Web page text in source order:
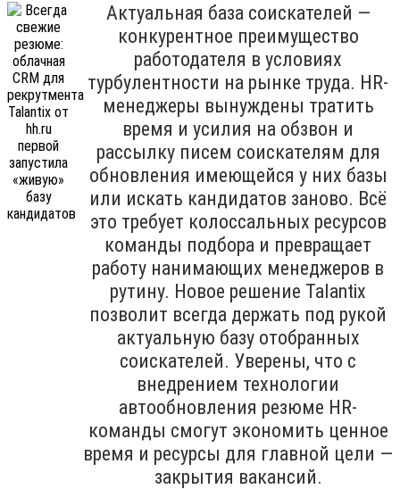
Актуальная база соискателей —
конкурентное преимущество
работодателя в условиях
турбулентности на рынке труда. HR-
менеджеры вынуждены тратить
время и усилия на обзвон и
рассылку писем соискателям для
обновления имеющейся у них базы
или искать кандидатов заново. Всё
это требует колоссальных ресурсов
команды подбора и превращает
работу нанимающих менеджеров в
рутину. Новое решение Talantix
позволит всегда держать под рукой
актуальную базу отобранных
соискателей. Уверены, что с
внедрением технологии
автообновления резюме HR-
команды смогут экономить ценное
время и ресурсы для главной цели —
закрытия вакансий.